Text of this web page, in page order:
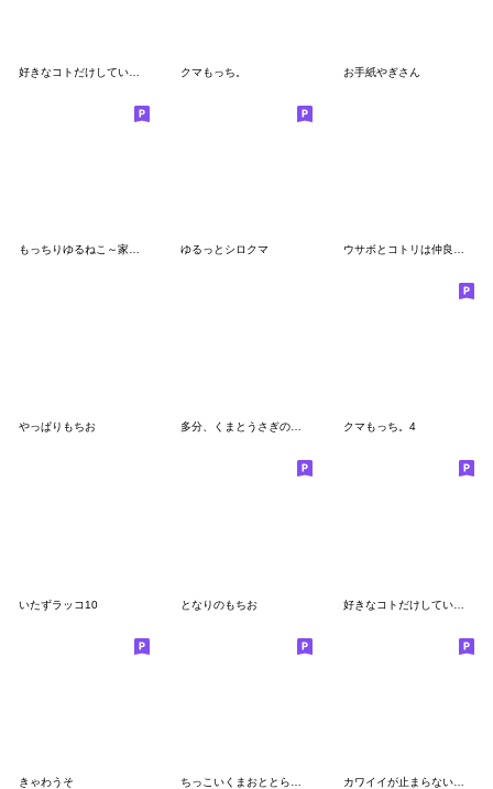
クマもっち。 お手紙やぎさん
ゆるっとシロクマ
やっぱりもちお 多分、くまとうさぎの赤ちゃん クマもっち。4
いたずラッコ10 となりのもちお 好きなコトだけしていたいねこ 推し活編
きゃわうそ カワイイが止まらないツキノワグマ